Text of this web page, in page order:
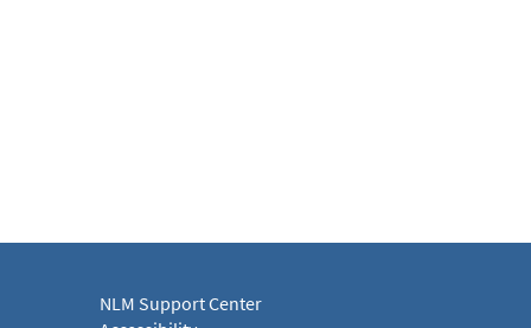
NLM Support Center